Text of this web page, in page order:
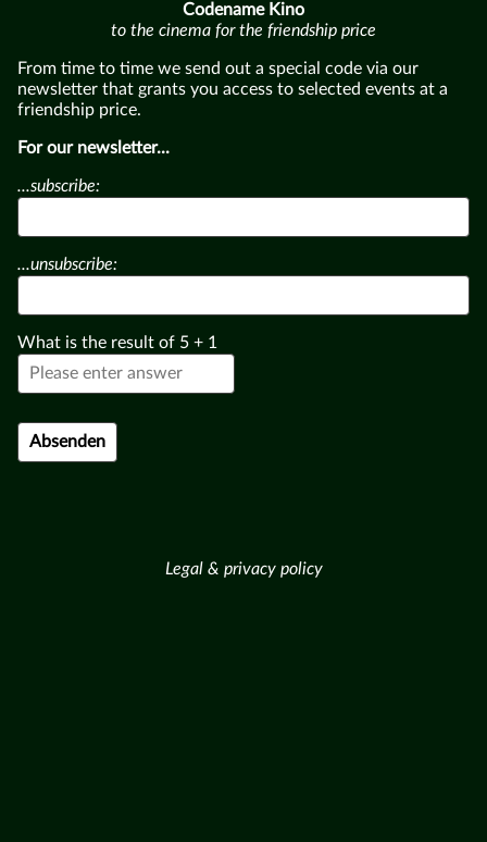
Codename Kino
to the cinema for the friendship price
From time to time we send out a special code via our
newsletter that grants you access to selected events at a
friendship price.
For our newsletter...
...subscribe:
...unsubscribe:
What is the result of 5 + 1
Legal & privacy policy